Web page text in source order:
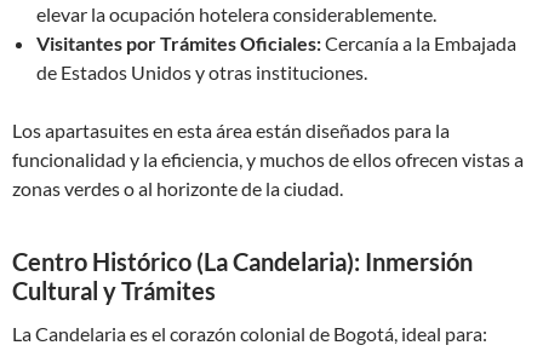
elevar la ocupación hotelera considerablemente.
Visitantes por Trámites Oficiales:Cercanía a la Embajada
de Estados Unidos y otras instituciones.
Los apartasuites en esta área están diseñados para la
funcionalidad y la eficiencia, y muchos de ellos ofrecen vistas a
zonas verdes o al horizonte de la ciudad.
Centro Histórico (La Candelaria): Inmersión
Cultural y Trámites
La Candelaria es el corazón colonial de Bogotá, ideal para: